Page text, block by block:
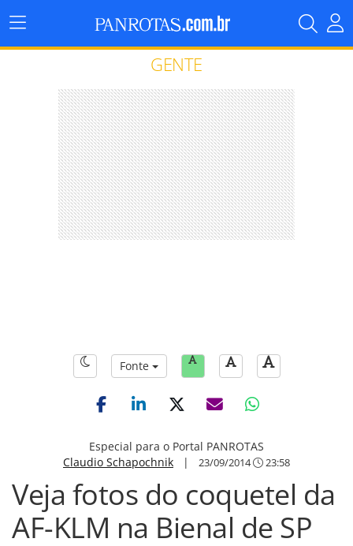
Menu
Principal
GENTE
Fonte
Especial para o Portal PANROTAS
Claudio Schapochnik | 23/09/2014 23:58
Veja fotos do coquetel da
AF-KLM na Bienal de SP